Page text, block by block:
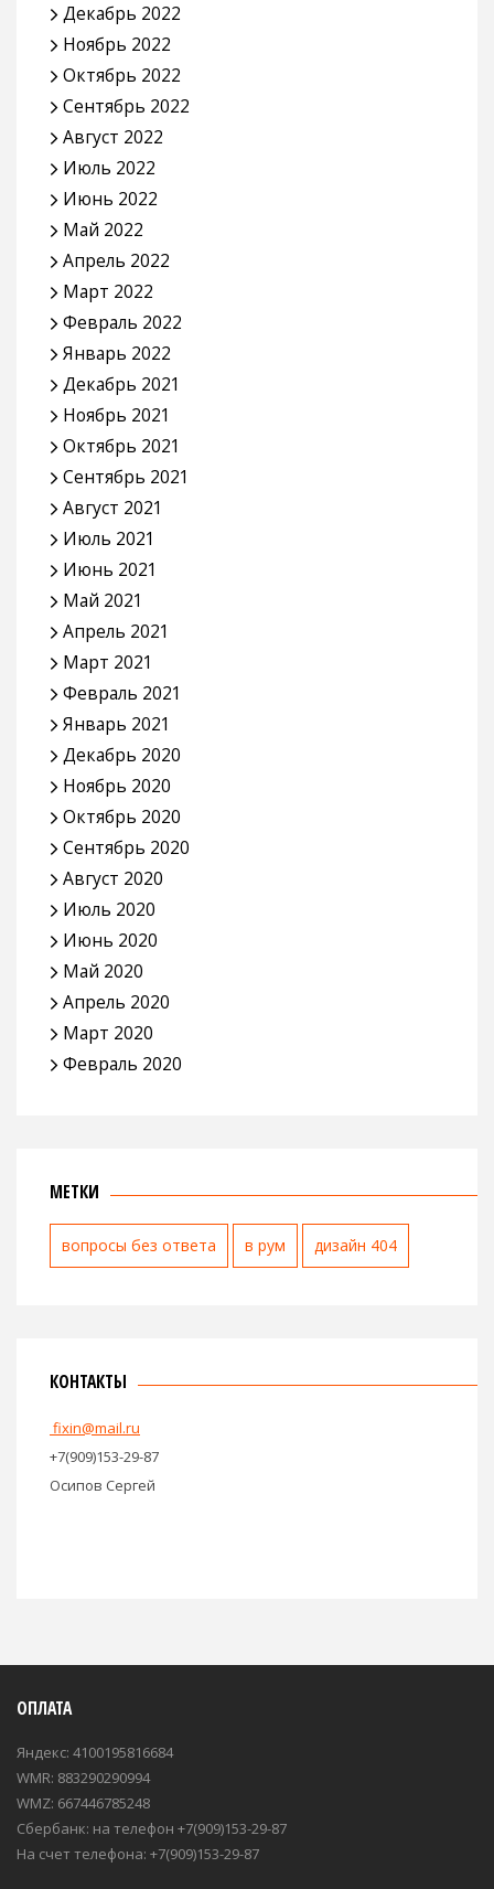
Декабрь 2022
Ноябрь 2022
Октябрь 2022
Сентябрь 2022
Август 2022
Июль 2022
Июнь 2022
Май 2022
Апрель 2022
Март 2022
Февраль 2022
Январь 2022
Декабрь 2021
Ноябрь 2021
Октябрь 2021
Сентябрь 2021
Август 2021
Июль 2021
Июнь 2021
Май 2021
Апрель 2021
Март 2021
Февраль 2021
Январь 2021
Декабрь 2020
Ноябрь 2020
Октябрь 2020
Сентябрь 2020
Август 2020
Июль 2020
Июнь 2020
Май 2020
Апрель 2020
Март 2020
Февраль 2020
МЕТКИ
вопросы без ответа в рум дизайн 404
КОНТАКТЫ
fixin@mail.ru
+7(909)153-29-87
Осипов Сергей
ОПЛАТА
Яндекс: 4100195816684
WMR: 883290290994
WMZ: 667446785248
Сбербанк: на телефон +7(909)153-29-87
На счет телефона: +7(909)153-29-87